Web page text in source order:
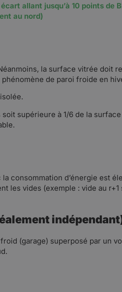
allant jusqu’à 10 points
au nord)
la surface vitrée doit
de paroi froide en
supérieure à 1/6 de la
consommation d’énergie est
les vides (exemple : vide au r+1
(garage) superposé par un